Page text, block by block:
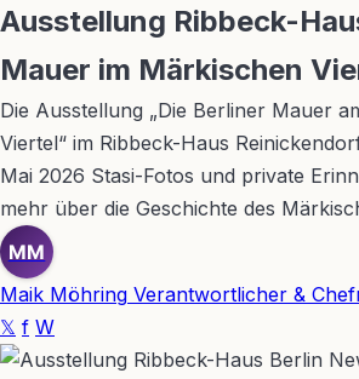
Ausstellung Ribbeck-
Mauer im Märkischen
Die Ausstellung „Die Berliner Mauer
Viertel“ im Ribbeck-Haus
Mai 2026 Stasi-Fotos und private
mehr über die Geschichte des
MM
Maik Möhring Verantwortlicher &
𝕏 f W